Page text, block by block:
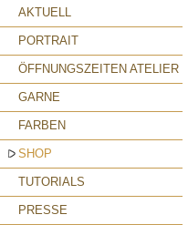
AKTUELL
PORTRAIT
ÖFFNUNGSZEITEN ATELIER
GARNE
FARBEN
SHOP
TUTORIALS
PRESSE